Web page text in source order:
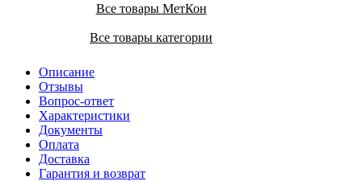
Все товары МетКон
Все товары категории
Описание
Отзывы
Вопрос-ответ
Характеристики
Документы
Оплата
Доставка
Гарантия и возврат